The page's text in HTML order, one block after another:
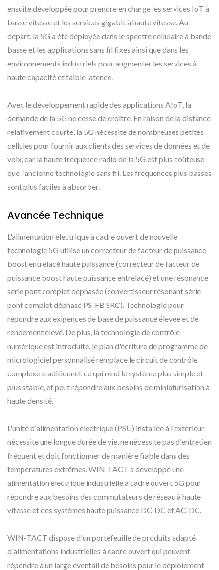
ensuite développée pour prendre en charge les services IoT à
basse vitesse et les services gigabit à haute vitesse. Au
départ, la 5G a été déployée dans le spectre cellulaire à bande
basse et les applications sans fil fixes ainsi que dans les
environnements industriels pour augmenter les services à
haute capacité et faible latence.
Avec le développement rapide des applications AIoT, la
demande de la 5G ne cesse de croître. En raison de la distance
relativement courte, la 5G nécessite de nombreuses petites
cellules pour fournir aux clients des services de données et de
voix, car la haute fréquence radio de la 5G est plus coûteuse
que l'ancienne technologie sans fil. Les fréquences plus basses
sont plus faciles à absorber.
Avancée Technique
L'alimentation électrique à cadre ouvert de nouvelle
technologie 5G utilise un correcteur de facteur de puissance
boost entrelacé haute puissance (correcteur de facteur de
puissance boost haute puissance entrelacé) et une résonance
série pont complet déphasée (convertisseur résonant série
pont complet déphasé PS-FB SRC). Technologie pour
répondre aux exigences de base de puissance élevée et de
rendement élevé. De plus, la technologie de contrôle
numérique est introduite, le plan d'écriture de programme de
micrologiciel personnalisé remplace le circuit de contrôle
complexe traditionnel, ce qui rend le système plus simple et
plus stable, et peut répondre aux besoins de miniaturisation à
haute densité.
L'unité d'alimentation électrique (PSU) installée à l'extérieur
nécessite une longue durée de vie, ne nécessite pas d'entretien
fréquent et doit fonctionner de manière fiable dans des
températures extrêmes. WIN-TACT a développé une
alimentation électrique industrielle à cadre ouvert 5G pour
répondre aux besoins des commutateurs de réseau à haute
vitesse et des systèmes haute puissance DC-DC et AC-DC.
WIN-TACT dispose d'un portefeuille de produits adapté
d'alimentations industrielles à cadre ouvert qui peuvent
répondre à un large éventail de besoins pour le déploiement